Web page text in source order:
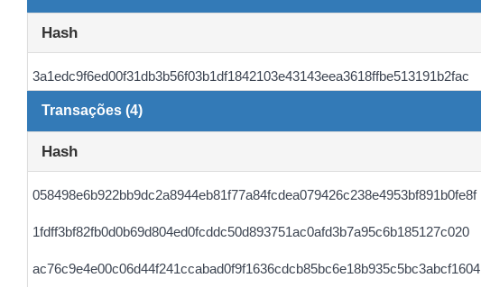
Hash
3a1edc9f6ed00f31db3b56f03b1df1842103e43143eea3618ffbe513191b2fac
Transações (4)
Hash
058498e6b922bb9dc2a8944eb81f77a84fcdea079426c238e4953bf891b0fe8f
1fdff3bf82fb0d0b69d804ed0fcddc50d893751ac0afd3b7a95c6b185127c020
ac76c9e4e00c06d44f241ccabad0f9f1636cdcb85bc6e18b935c5bc3abcf1604